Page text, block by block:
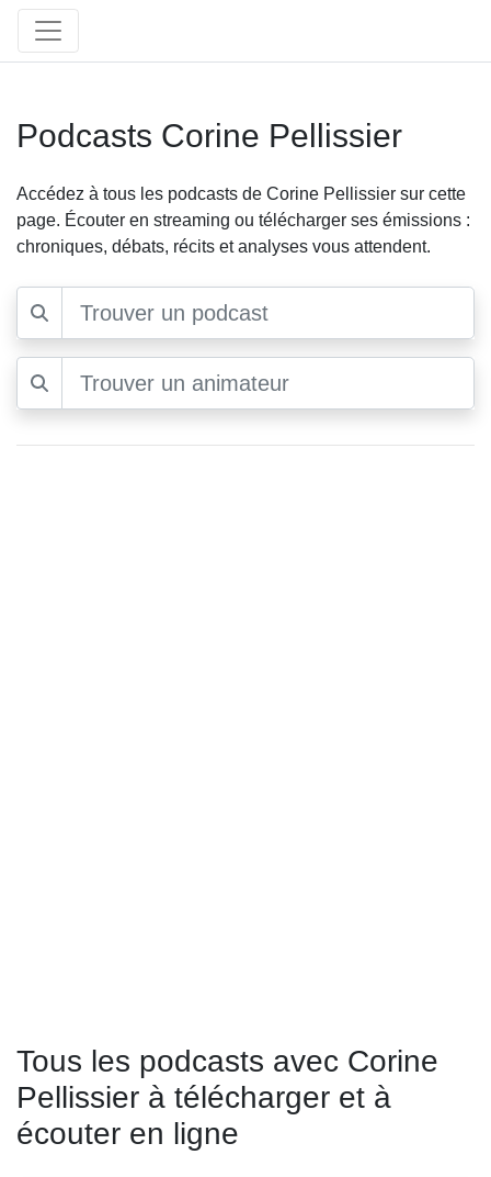
Podcasts Corine Pellissier
Accédez à tous les podcasts de Corine Pellissier sur cette
page. Écouter en streaming ou télécharger ses émissions :
chroniques, débats, récits et analyses vous attendent.
Tous les podcasts avec Corine
Pellissier à télécharger et à
écouter en ligne